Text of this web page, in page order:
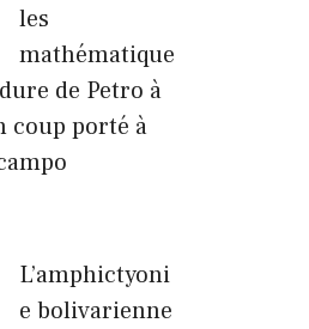
les
mathématique
de Petro à
coup porté à
L’amphictyoni
e bolivarienne